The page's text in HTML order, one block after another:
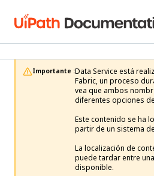
Importante :Data Service está
Fabric, un proceso
vea que ambos
diferentes opciones
Este contenido se ha
partir de un sistema
La localización de
puede tardar entre
disponible.